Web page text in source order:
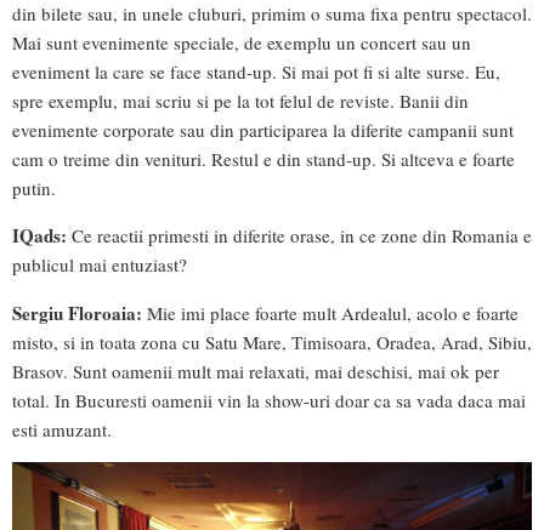
din bilete sau, in unele cluburi, primim o suma fixa pentru spectacol.
Mai sunt evenimente speciale, de exemplu un concert sau un
eveniment la care se face stand-up. Si mai pot fi si alte surse. Eu,
spre exemplu, mai scriu si pe la tot felul de reviste. Banii din
evenimente corporate sau din participarea la diferite campanii sunt
cam o treime din venituri. Restul e din stand-up. Si altceva e foarte
putin.
IQads: Ce reactii primesti in diferite orase, in ce zone din Romania e
publicul mai entuziast?
Sergiu Floroaia: Mie imi place foarte mult Ardealul, acolo e foarte
misto, si in toata zona cu Satu Mare, Timisoara, Oradea, Arad, Sibiu,
Brasov. Sunt oamenii mult mai relaxati, mai deschisi, mai ok per
total. In Bucuresti oamenii vin la show-uri doar ca sa vada daca mai
esti amuzant.